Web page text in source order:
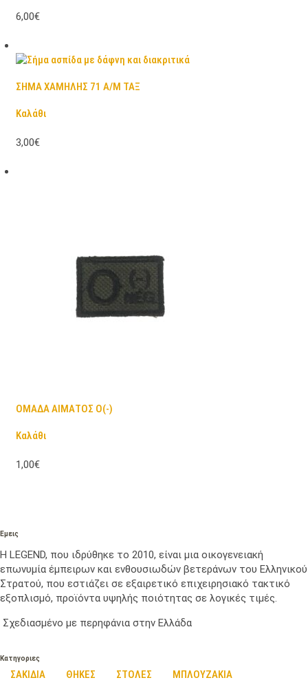
6,00€
ΣΗΜΑ ΧΑΜΗΛΗΣ 71 Α/Μ ΤΑΞ
Καλάθι
3,00€
ΟΜΑΔΑ ΑΙΜΑΤΟΣ Ο(-)
Καλάθι
1,00€
Εμεις
Η LEGEND, που ιδρύθηκε το 2010, είναι μια οικογενειακή
επωνυμία έμπειρων και ενθουσιωδών βετεράνων του Ελληνικού
Στρατού, που εστιάζει σε εξαιρετικό επιχειρησιακό τακτικό
εξοπλισμό, προϊόντα υψηλής ποιότητας σε λογικές τιμές.
Σχεδιασμένο με περηφάνια στην Ελλάδα
Κατηγοριες
ΣΑΚΙΔΙΑ ΘΗΚΕΣ ΣΤΟΛΕΣ ΜΠΛΟΥΖΑΚΙΑ